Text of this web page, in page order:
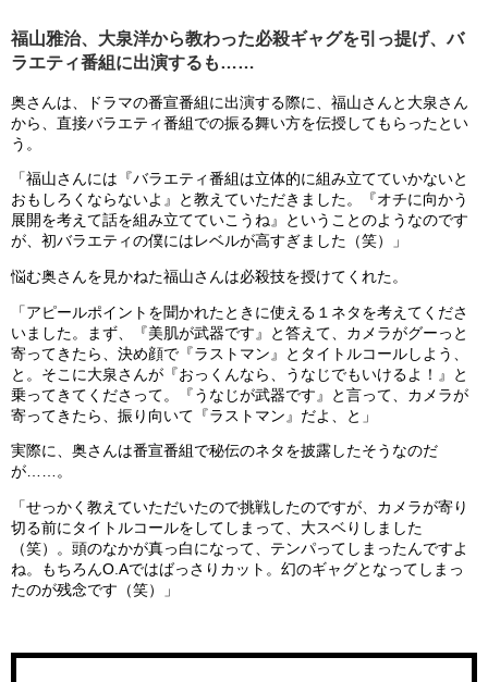
福山雅治、大泉洋から教わった必殺ギャグを引っ提げ、バ
ラエティ番組に出演するも……
奥さんは、ドラマの番宣番組に出演する際に、福山さんと大泉さん
から、直接バラエティ番組での振る舞い方を伝授してもらったとい
う。
「福山さんには『バラエティ番組は立体的に組み立てていかないと
おもしろくならないよ』と教えていただきました。『オチに向かう
展開を考えて話を組み立てていこうね』ということのようなのです
が、初バラエティの僕にはレベルが高すぎました（笑）」
悩む奥さんを見かねた福山さんは必殺技を授けてくれた。
「アピールポイントを聞かれたときに使える１ネタを考えてくださ
いました。まず、『美肌が武器です』と答えて、カメラがグーっと
寄ってきたら、決め顔で『ラストマン』とタイトルコールしよう、
と。そこに大泉さんが『おっくんなら、うなじでもいけるよ！』と
乗ってきてくださって。『うなじが武器です』と言って、カメラが
寄ってきたら、振り向いて『ラストマン』だよ、と」
実際に、奥さんは番宣番組で秘伝のネタを披露したそうなのだ
が……。
「せっかく教えていただいたので挑戦したのですが、カメラが寄り
切る前にタイトルコールをしてしまって、大スベりしました
（笑）。頭のなかが真っ白になって、テンパってしまったんですよ
ね。もちろんO.Aではばっさりカット。幻のギャグとなってしまっ
たのが残念です（笑）」